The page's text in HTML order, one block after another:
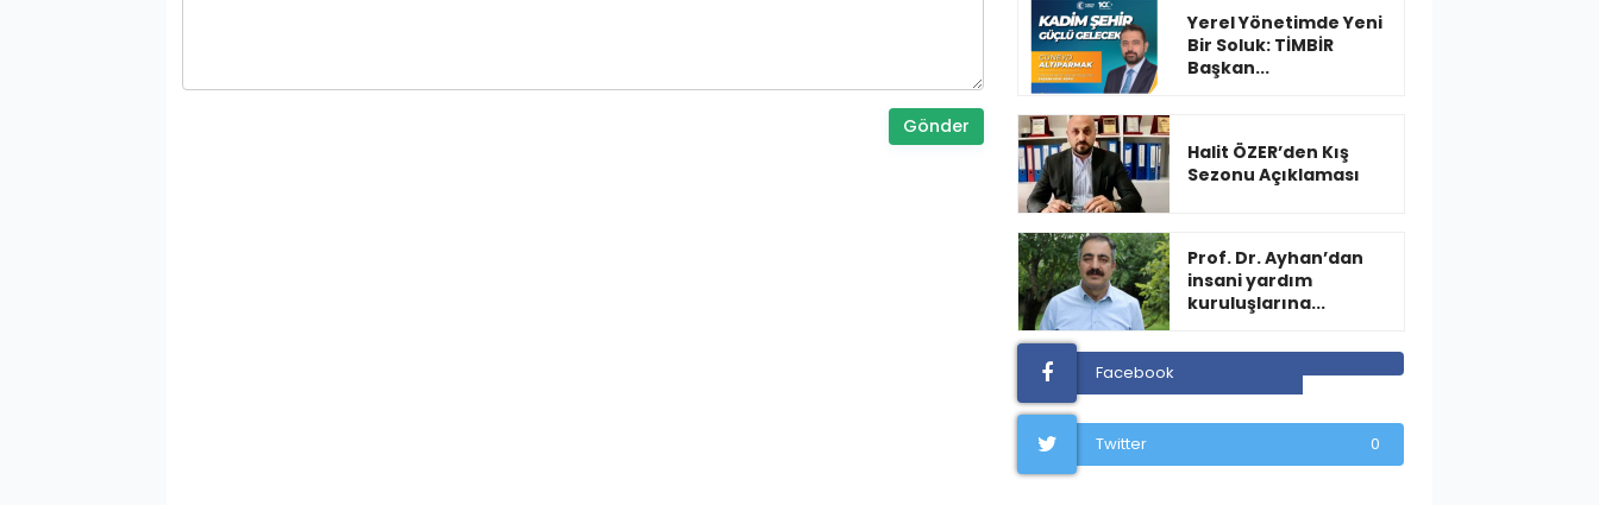
Gönder
Yerel Yönetimde Yeni
Bir Soluk: TİMBİR
Başkan...
Halit ÖZER’den Kış
Sezonu Açıklaması
Prof. Dr. Ayhan’dan
insani yardım
kuruluşlarına...
Facebook
Twitter 0